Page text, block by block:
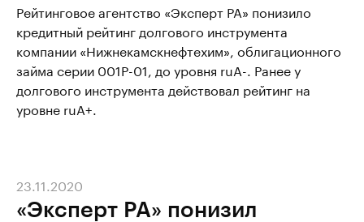
Рейтинговое агентство «Эксперт РА» понизило
кредитный рейтинг долгового инструмента
компании «Нижнекамскнефтехим», облигационного
займа серии 001P-01, до уровня ruA-. Ранее у
долгового инструмента действовал рейтинг на
уровне ruA+.
«Эксперт РА» понизил
23.11.2020